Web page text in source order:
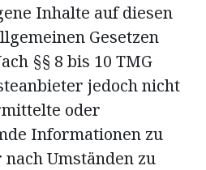
Inhalte auf diesen
Gesetzen
§§ 8 bis 10 TMG
jedoch nicht
oder
Informationen zu
Umständen zu